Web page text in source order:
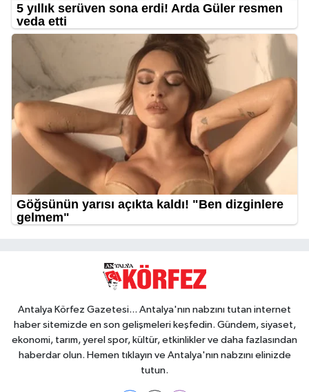
Antalya Körfez Gazetesi... Antalya'nın nabzını tutan internet
haber sitemizde en son gelişmeleri keşfedin. Gündem, siyaset,
ekonomi, tarım, yerel spor, kültür, etkinlikler ve daha fazlasından
haberdar olun. Hemen tıklayın ve Antalya'nın nabzını elinizde
tutun.